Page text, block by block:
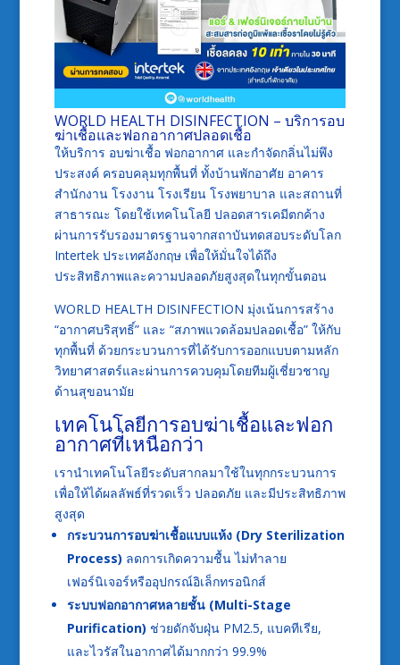
WORLD HEALTH DISINFECTION – บริการอบ
ฆ่าเชื้อและฟอกอากาศปลอดเชื้อ
ให้บริการ อบฆ่าเชื้อ ฟอกอากาศ และกำจัดกลิ่นไม่พึง
ประสงค์ ครอบคลุมทุกพื้นที่ ทั้งบ้านพักอาศัย อาคาร
สำนักงาน โรงงาน โรงเรียน โรงพยาบาล และสถานที่
สาธารณะ โดยใช้เทคโนโลยี ปลอดสารเคมีตกค้าง
ผ่านการรับรองมาตรฐานจากสถาบันทดสอบระดับโลก
Intertek ประเทศอังกฤษ เพื่อให้มั่นใจได้ถึง
ประสิทธิภาพและความปลอดภัยสูงสุดในทุกขั้นตอน
WORLD HEALTH DISINFECTION มุ่งเน้นการสร้าง
“อากาศบริสุทธิ์” และ “สภาพแวดล้อมปลอดเชื้อ” ให้กับ
ทุกพื้นที่ ด้วยกระบวนการที่ได้รับการออกแบบตามหลัก
วิทยาศาสตร์และผ่านการควบคุมโดยทีมผู้เชี่ยวชาญ
ด้านสุขอนามัย
เทคโนโลยีการอบฆ่าเชื้อและฟอก
อากาศที่เหนือกว่า
เรานำเทคโนโลยีระดับสากลมาใช้ในทุกกระบวนการ
เพื่อให้ได้ผลลัพธ์ที่รวดเร็ว ปลอดภัย และมีประสิทธิภาพ
สูงสุด
กระบวนการอบฆ่าเชื้อแบบแห้ง (Dry Sterilization
Process) ลดการเกิดความชื้น ไม่ทำลาย
เฟอร์นิเจอร์หรืออุปกรณ์อิเล็กทรอนิกส์
ระบบฟอกอากาศหลายชั้น (Multi-Stage
Purification) ช่วยดักจับฝุ่น PM2.5, แบคทีเรีย,
และไวรัสในอากาศได้มากกว่า 99.9%